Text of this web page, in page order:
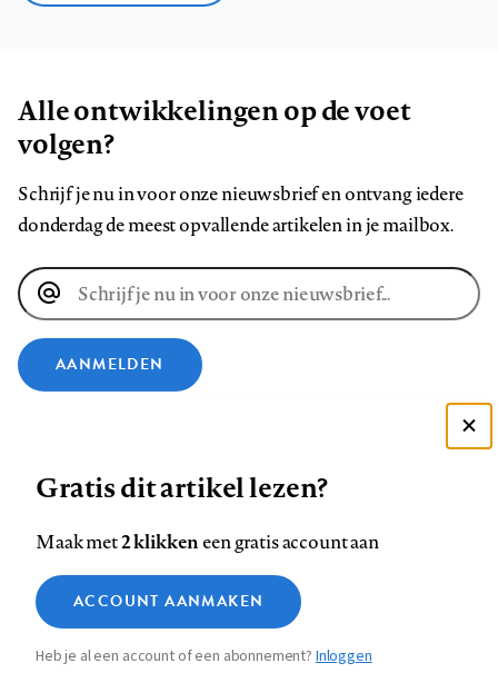
Alle ontwikkelingen op de voet
volgen?
Schrijf je nu in voor onze nieuwsbrief en ontvang iedere
donderdag de meest opvallende artikelen in je mailbox.
E-
mailadres
AANMELDEN
ons
op
Facebook
ons
op
LinkedIn
ons
op
Bluesky
ons
op
Instagram
ons
op
YouTube
ons
Footer
navigation
Contact Privacy
Medische vragen verdienen
betrouwbare antwoorden
Zie onze cookie policy
Analytische cookies
Marketing cookies
Gratis dit artikel lezen?
Maak met2 klikkeneen gratis account aan
ACCOUNT AANMAKEN
Heb je al een account of een abonnement?Inloggen